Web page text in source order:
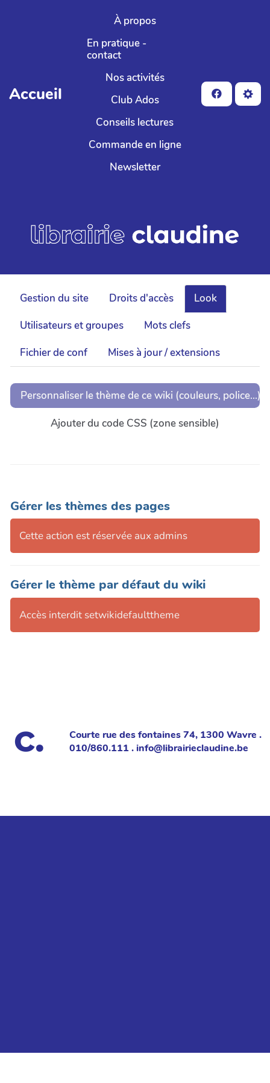
Aller au contenu principal
Accueil
À propos
En pratique -
contact
Nos activités
Club Ados
Conseils lectures
Commande en ligne
Newsletter
Gestion du site Droits d'accès
Look
Utilisateurs et groupes
Mots clefs
Fichier de conf
Mises à jour / extensions
Personnaliser le thème de ce wiki (couleurs, police...)
Ajouter du code CSS (zone sensible)
Gérer les thèmes des pages
Cette action est réservée aux admins
Gérer le thème par défaut du wiki
Accès interdit setwikidefaulttheme
Courte rue des fontaines 74, 1300 Wavre .
010/860.111 . info@librairieclaudine.be